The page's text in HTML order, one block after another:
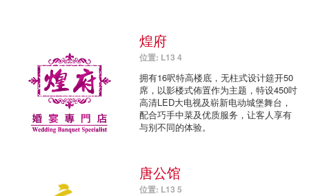
煌府
位置: L13 4
拥有16呎特高楼底，无柱式设计筵开50
席，以影楼式佈置作为主题，特设450吋
高清LED大电视及崭新电动城堡舞台，
配合巧手中菜及优质服务，让客人享有
与别不同的体验。
唐公馆
位置: L13 5